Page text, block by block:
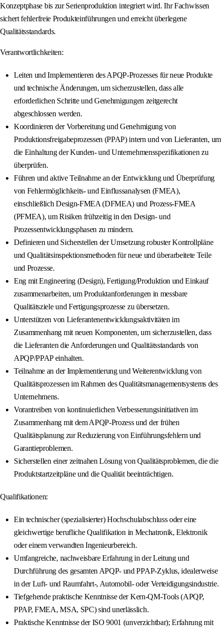
Konzeptphase bis zur Serienproduktion integriert wird. Ihr Fachwissen
sichert fehlerfreie Produkteinführungen und erreicht überlegene
Qualitätsstandards.
Verantwortlichkeiten:
Leiten und Implementieren des APQP-Prozesses für neue Produkte
und technische Änderungen, um sicherzustellen, dass alle
erforderlichen Schritte und Genehmigungen zeitgerecht
abgeschlossen werden.
Koordinieren der Vorbereitung und Genehmigung von
Produktionsfreigabeprozessen (PPAP) intern und von Lieferanten, um
die Einhaltung der Kunden- und Unternehmensspezifikationen zu
überprüfen.
Führen und aktive Teilnahme an der Entwicklung und Überprüfung
von Fehlermöglichkeits- und Einflussanalysen (FMEA),
einschließlich Design-FMEA (DFMEA) und Prozess-FMEA
(PFMEA), um Risiken frühzeitig in den Design- und
Prozessentwicklungsphasen zu mindern.
Definieren und Sicherstellen der Umsetzung robuster Kontrollpläne
und Qualitätsinspektionsmethoden für neue und überarbeitete Teile
und Prozesse.
Eng mit Engineering (Design), Fertigung/Produktion und Einkauf
zusammenarbeiten, um Produktanforderungen in messbare
Qualitätsziele und Fertigungsprozesse zu übersetzen.
Unterstützen von Lieferantenentwicklungsaktivitäten im
Zusammenhang mit neuen Komponenten, um sicherzustellen, dass
die Lieferanten die Anforderungen und Qualitätsstandards von
APQP/PPAP einhalten.
Teilnahme an der Implementierung und Weiterentwicklung von
Qualitätsprozessen im Rahmen des Qualitätsmanagementsystems des
Unternehmens.
Vorantreiben von kontinuierlichen Verbesserungsinitiativen im
Zusammenhang mit dem APQP-Prozess und der frühen
Qualitätsplanung zur Reduzierung von Einführungsfehlern und
Garantieproblemen.
Sicherstellen einer zeitnahen Lösung von Qualitätsproblemen, die die
Produktstartzeitpläne und die Qualität beeinträchtigen.
Qualifikationen:
Ein technischer (spezialisierter) Hochschulabschluss oder eine
gleichwertige berufliche Qualifikation in Mechatronik, Elektronik
oder einem verwandten Ingenieurbereich.
Umfangreiche, nachweisbare Erfahrung in der Leitung und
Durchführung des gesamten APQP- und PPAP-Zyklus, idealerweise
in der Luft- und Raumfahrt-, Automobil- oder Verteidigungsindustrie.
Tiefgehende praktische Kenntnisse der Kern-QM-Tools (APQP,
PPAP, FMEA, MSA, SPC) sind unerlässlich.
Praktische Kenntnisse der ISO 9001 (unverzichtbar); Erfahrung mit